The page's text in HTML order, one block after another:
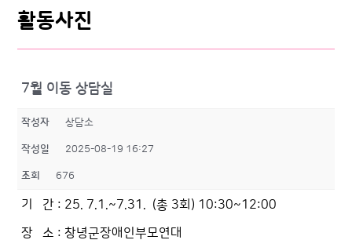
활동사진
7월 이동 상담실
작성자 상담소
작성일 2025-08-19 16:27
조회 676
기 간 : 25. 7.1.~7.31. (총 3회) 10:30~12:00
장 소 : 창녕군장애인부모연대